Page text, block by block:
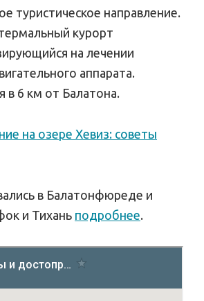
туристическое направление.
курорт
на лечении
аппарата.
в 6 км от Балатона.
на озере Хевиз: советы
в Балатонфюреде и
и Тихань подробнее.